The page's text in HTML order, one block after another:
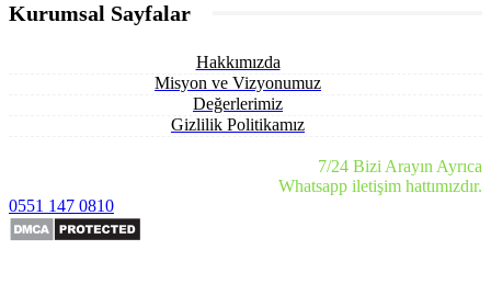
Kurumsal Sayfalar
Hakkımızda
Misyon ve Vizyonumuz
Değerlerimiz
Gizlilik Politikamız
7/24 Bizi Arayın Ayrıca
Whatsapp iletişim hattımızdır.
0551 147 0810